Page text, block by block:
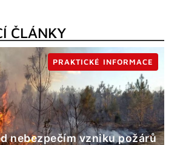
ČLÁNKY
nebezpečím vzniku požárů
PRAKTICKÉ INFORMACE